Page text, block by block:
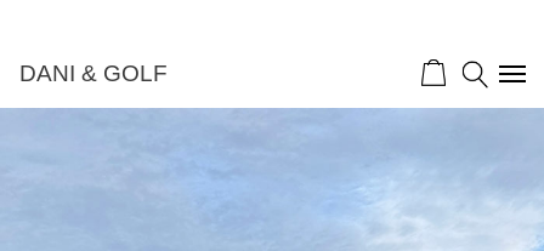
DANI & GOLF